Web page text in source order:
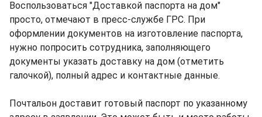
Воспользоваться "Доставкой паспорта на дом"
просто, отмечают в пресс-службе ГРС. При
оформлении документов на изготовление паспорта,
нужно попросить сотрудника, заполняющего
документы указать доставку на дом (отметить
галочкой), полный адрес и контактные данные.
Почтальон доставит готовый паспорт по указанному